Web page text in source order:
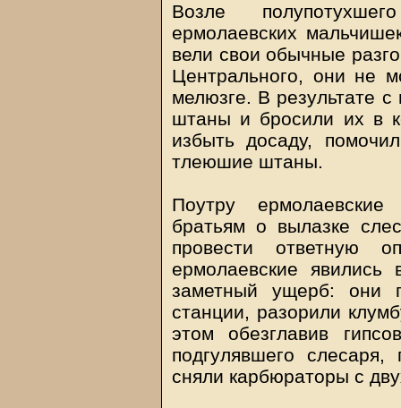
Возле
ермолаевских
вели свои обычные
Центрального, они не
мелюзге. В результате
штаны и бросили их в
избыть досаду,
тлеюшие штаны.
Поутру
братьям о вылазке
провести
ермолаевские
заметный ущерб: они
станции, разорили
этом обезглавив
подгулявшего
сняли карбюраторы с